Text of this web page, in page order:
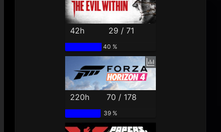
42h 29 / 71
40 %
220h 70 / 178
39 %